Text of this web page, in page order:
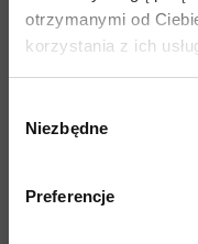
otrzymanymi od
korzystania z ich
zgody
Niezbędne
Preferencje
rękawiczek do
dopasowane
przystosowane do
funkcja touchscreen
haftowane logo